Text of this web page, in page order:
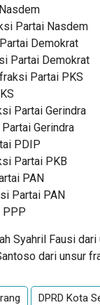
Partai Nasdem
Demokrat
Partai Demokrat
Partai PKS
Partai Gerindra
Gerindra
PDIP
Partai PKB
PAN
Partai PAN
PPP
Syahril Fausi
dari unsur
DPRD Kota